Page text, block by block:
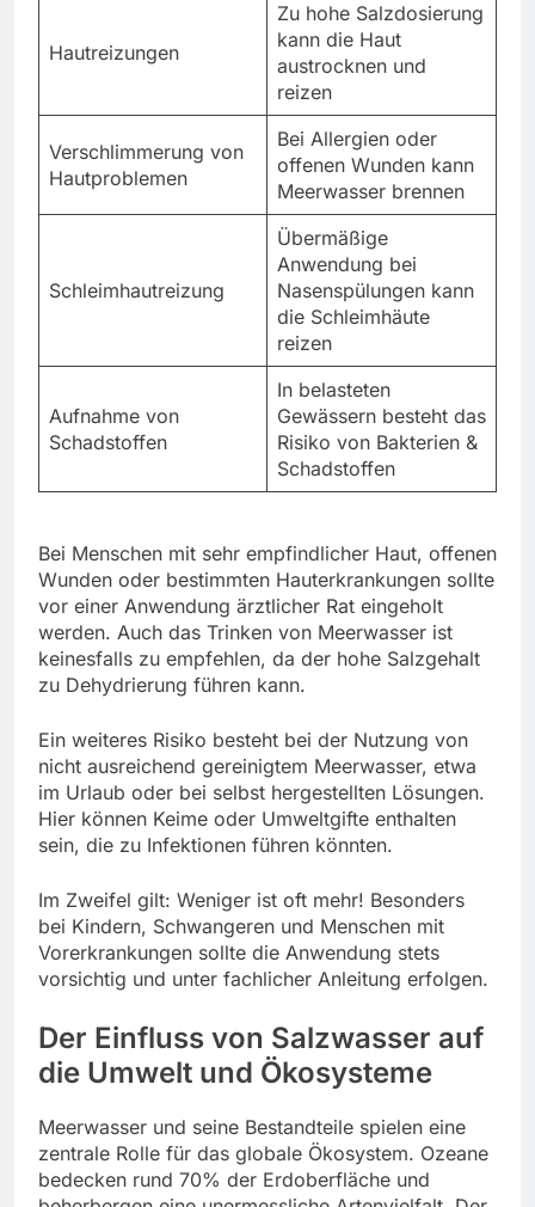
Hautreizungen
Zu hohe Salzdosierung
kann die Haut
austrocknen und
reizen
Verschlimmerung von
Hautproblemen
Bei Allergien oder
offenen Wunden kann
Meerwasser brennen
Schleimhautreizung
Übermäßige
Anwendung bei
Nasenspülungen kann
die Schleimhäute
reizen
Aufnahme von
Schadstoffen
In belasteten
Gewässern besteht das
Risiko von Bakterien &
Schadstoffen
Bei Menschen mit sehr empfindlicher Haut, offenen
Wunden oder bestimmten Hauterkrankungen sollte
vor einer Anwendung ärztlicher Rat eingeholt
werden. Auch das Trinken von Meerwasser ist
keinesfalls zu empfehlen, da der hohe Salzgehalt
zu Dehydrierung führen kann.
Ein weiteres Risiko besteht bei der Nutzung von
nicht ausreichend gereinigtem Meerwasser, etwa
im Urlaub oder bei selbst hergestellten Lösungen.
Hier können Keime oder Umweltgifte enthalten
sein, die zu Infektionen führen könnten.
Im Zweifel gilt: Weniger ist oft mehr! Besonders
bei Kindern, Schwangeren und Menschen mit
Vorerkrankungen sollte die Anwendung stets
vorsichtig und unter fachlicher Anleitung erfolgen.
Der Einfluss von Salzwasser auf
die Umwelt und Ökosysteme
Meerwasser und seine Bestandteile spielen eine
zentrale Rolle für das globale Ökosystem. Ozeane
bedecken rund 70% der Erdoberfläche und